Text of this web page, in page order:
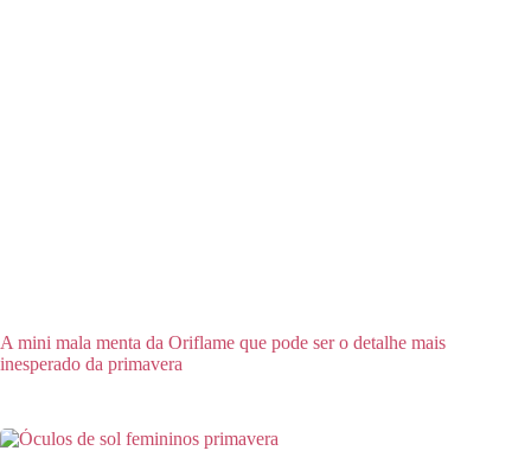
A mini mala menta da Oriflame que pode ser o detalhe mais
inesperado da primavera